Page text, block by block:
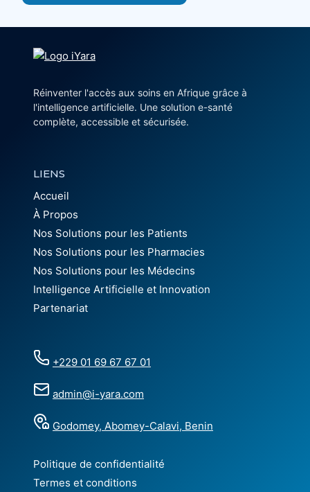
Réinventer l'accès aux soins en Afrique grâce à
l'intelligence artificielle. Une solution e-santé
complète, accessible et sécurisée.
LIENS
Accueil
À Propos
Nos Solutions pour les Patients
Nos Solutions pour les Pharmacies
Nos Solutions pour les Médecins
Intelligence Artificielle et Innovation
Partenariat
+229 01 69 67 67 01
admin@i-yara.com
Godomey, Abomey-Calavi, Benin
Politique de confidentialité
Termes et conditions